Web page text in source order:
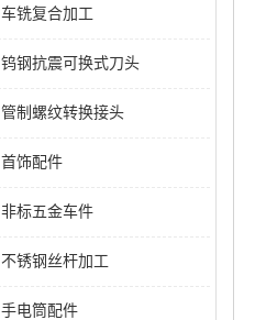
车铣复合加工
钨钢抗震可换式刀头
管制螺纹转换接头
首饰配件
非标五金车件
不锈钢丝杆加工
手电筒配件